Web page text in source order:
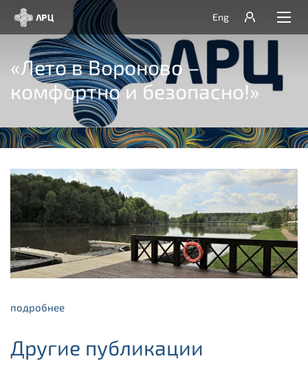
Eng
«Лето в Вороново –
комфортно и безопасно!»
подробнее
Другие публикации